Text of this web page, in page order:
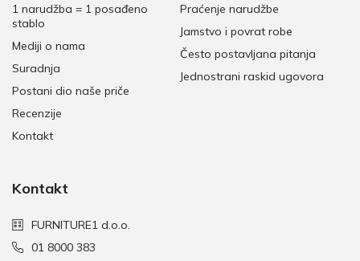
1 narudžba = 1 posađeno
stablo
Mediji o nama
Suradnja
Postani dio naše priče
Recenzije
Kontakt
Praćenje narudžbe
Jamstvo i povrat robe
Često postavljana pitanja
Jednostrani raskid ugovora
Kontakt
FURNITURE1 d.o.o.
01 8000 383